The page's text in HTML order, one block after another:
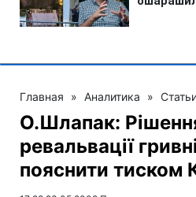
Главная » Аналитика »
О.Шлапак:
ревальвації
пояснити тиском